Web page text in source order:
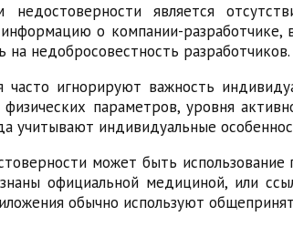
является
о компании-разработчике,
недобросовестность разработчиков.
часто игнорируют важность
физических параметров, уровня
учитывают индивидуальные
может быть
официальной медициной, или
обычно используют